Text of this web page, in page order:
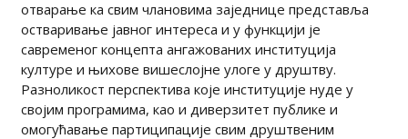
отварање ка свим члановима заједнице представља
остваривање јавног интереса и у функцији је
савременог концепта ангажованих институција
културе и њихове вишеслојне улоге у друштву.
Разноликост перспектива које институције нуде у
својим програмима, као и диверзитет публике и
омогућавање партиципације свим друштвеним